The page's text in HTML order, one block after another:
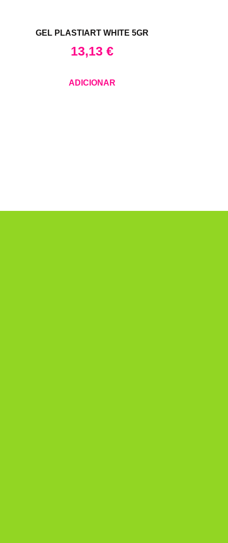
GEL PLASTIART WHITE 5GR
13,13 €
ADICIONAR